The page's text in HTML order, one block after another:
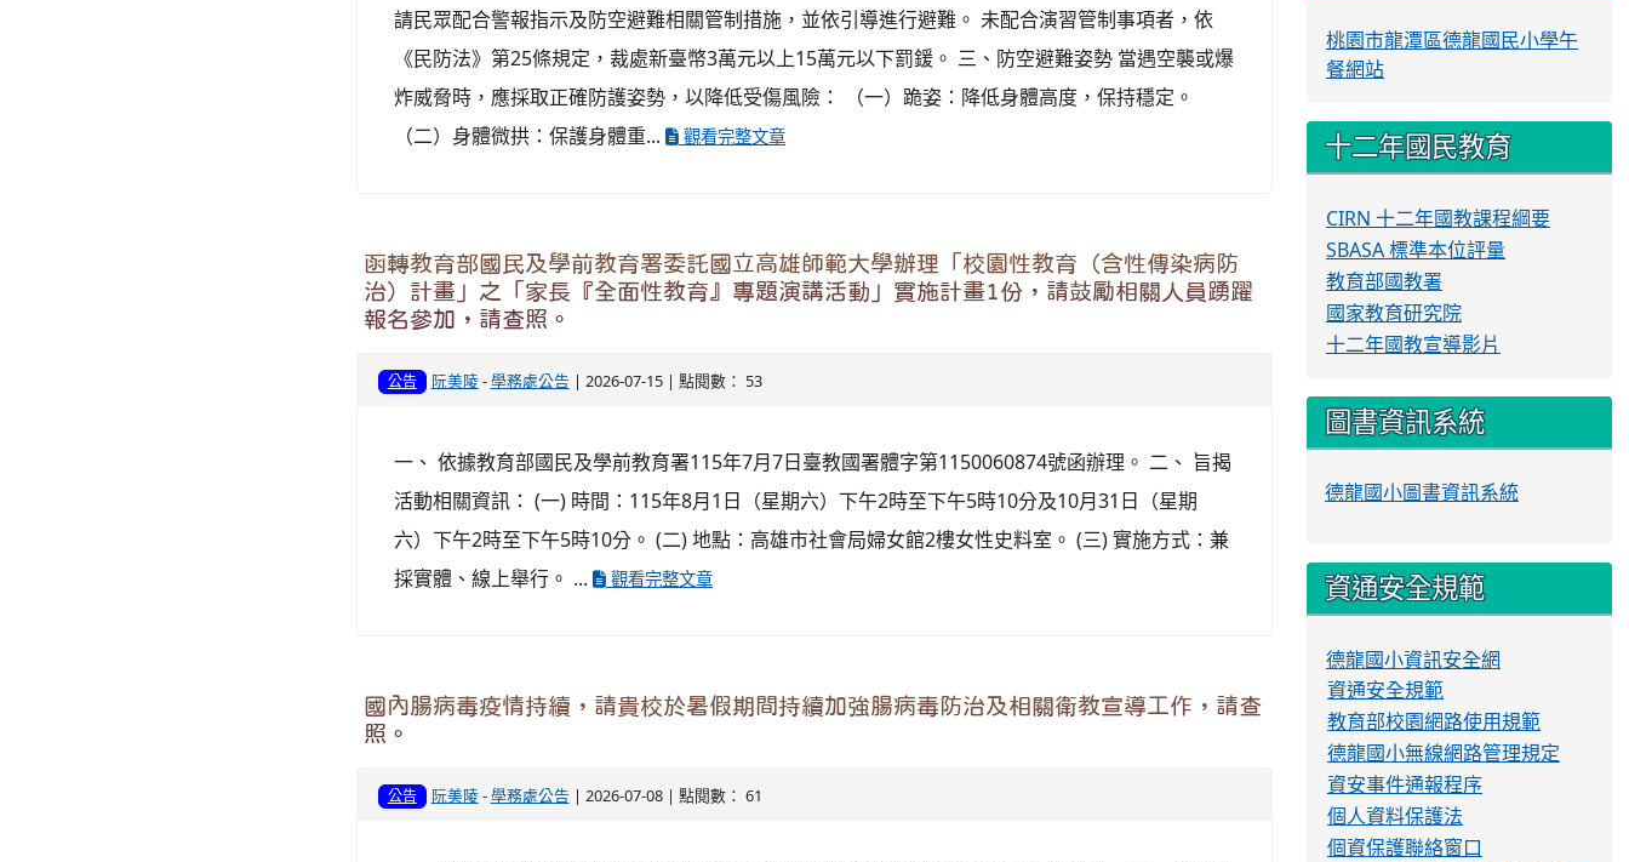
請民眾配合警報指示及防空避難相關管制措施，並依引導進行避難。 未配合演習管制事項者，依
《民防法》第25條規定，裁處新臺幣3萬元以上15萬元以下罰鍰。 三、防空避難姿勢 當遇空襲或爆
炸威脅時，應採取正確防護姿勢，以降低受傷風險： （一）跪姿：降低身體高度，保持穩定。
（二）身體微拱：保護身體重...
觀看完整文章
函轉教育部國民及學前教育署委託國立高雄師範大學辦理「校園性教育（含性傳染病防
治）計畫」之「家長『全面性教育』專題演講活動」實施計畫1份，請鼓勵相關人員踴躍
報名參加，請查照。
公告 阮美陵-學務處公告 | 2026-07-15 | 點閱數： 53
一、 依據教育部國民及學前教育署115年7月7日臺教國署體字第1150060874號函辦理。 二、 旨揭
活動相關資訊： (一) 時間：115年8月1日（星期六）下午2時至下午5時10分及10月31日（星期
六）下午2時至下午5時10分。 (二) 地點：高雄市社會局婦女館2樓女性史料室。 (三) 實施方式：兼
採實體、線上舉行。 ...
觀看完整文章
國內腸病毒疫情持續，請貴校於暑假期間持續加強腸病毒防治及相關衛教宣導工作，請查
照。
公告 阮美陵-學務處公告 | 2026-07-08 | 點閱數： 61
桃園市龍潭區德龍國民小學午
餐網站
十二年國民教育
CIRN 十二年國教課程綱要
SBASA 標準本位評量
教育部國教署
國家教育研究院
十二年國教宣導影片
圖書資訊系統
德龍國小圖書資訊系統
資通安全規範
德龍國小資訊安全網
資通安全規範
教育部校園網路使用規範
德龍國小無線網路管理規定
資安事件通報程序
個人資料保護法
個資保護聯絡窗口